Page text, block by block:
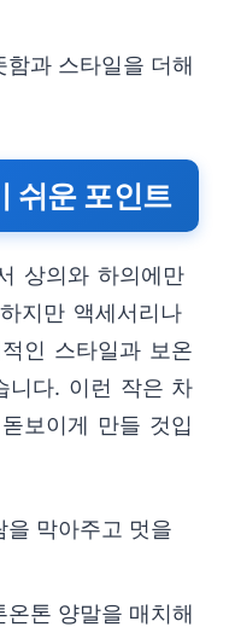
과 스타일을 더해
쉬운 포인트
상의와 하의에만
지만 액세서리나
인 스타일과 보온
니다. 이런 작은 차
보이게 만들 것입
을 막아주고 멋을
톤 양말을 매치해